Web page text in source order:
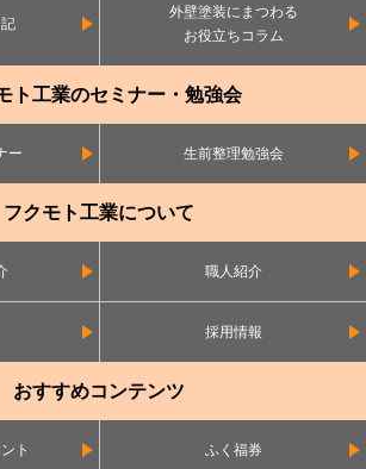
外壁塗装にまつわる
お役立ちコラム
ト工業のセミナー・勉強会
ー 生前整理勉強会
フクモト工業について
職人紹介
採用情報
おすすめコンテンツ
ト ふく福券